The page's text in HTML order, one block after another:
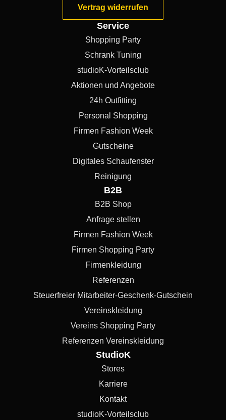
Vertrag widerrufen
Service
Shopping Party
Schrank Tuning
studioK-Vorteilsclub
Aktionen und Angebote
24h Outfitting
Personal Shopping
Firmen Fashion Week
Gutscheine
Digitales Schaufenster
Reinigung
B2B
B2B Shop
Anfrage stellen
Firmen Fashion Week
Firmen Shopping Party
Firmenkleidung
Referenzen
Steuerfreier Mitarbeiter-Geschenk-Gutschein
Vereinskleidung
Vereins Shopping Party
Referenzen Vereinskleidung
StudioK
Stores
Karriere
Kontakt
studioK-Vorteilsclub